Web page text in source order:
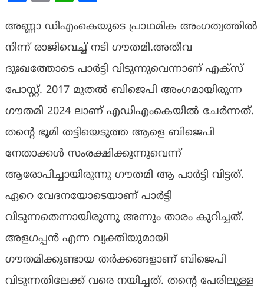
അണ്ണാ ഡിഎംകെയുടെ പ്രാഥമിക അംഗത്വത്തില്‍
നിന്ന് രാജിവെച്ച് നടി ഗൗതമി.അതീവ
ദുഃഖത്തോടെ പാര്‍ട്ടി വിടുന്നുവെന്നാണ് എക്‌സ്
പോസ്റ്റ്. 2017 മുതല്‍ ബിജെപി അംഗമായിരുന്ന
ഗൗതമി 2024 ലാണ് എഡിഎംകെയില്‍ ചേര്‍ന്നത്.
തന്റെ ഭൂമി തട്ടിയെടുത്ത ആളെ ബിജെപി
നേതാക്കള്‍ സംരക്ഷിക്കുന്നുവെന്ന്
ആരോപിച്ചായിരുന്നു ഗൗതമി ആ പാര്‍ട്ടി വിട്ടത്.
ഏറെ വേദനയോടെയാണ് പാര്‍ട്ടി
വിടുന്നതെന്നായിരുന്നു അന്നും താരം കുറിച്ചത്.
അളഗപ്പന്‍ എന്ന വ്യക്തിയുമായി
ഗൗതമിക്കുണ്ടായ തര്‍ക്കങ്ങളാണ് ബിജെപി
വിടുന്നതിലേക്ക് വരെ നയിച്ചത്. തന്റെ പേരിലുള്ള